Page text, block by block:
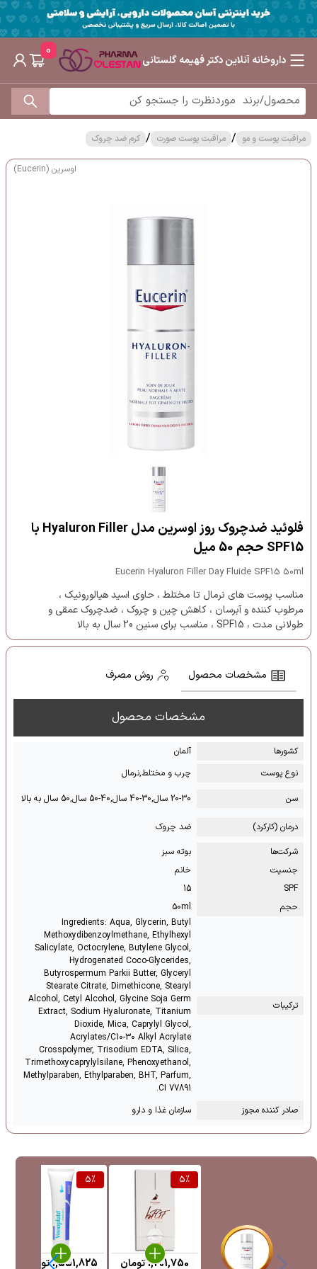
داروخانه آنلاین دکتر فهیمه گلستانی
0
مراقبت پوست و مو / مراقبت پوست صورت / کرم ضد چروک
اوسرین (Eucerin)
فلوئید ضدچروک روز اوسرین مدل Hyaluron Filler با
SPF15 حجم 50 میل
Eucerin Hyaluron Filler Day Fluide SPF15 50ml
مناسب پوست های نرمال تا مختلط ، حاوی اسید هیالورونیک ،
مرطوب کننده و آبرسان ، کاهش چین و چروک ، ضدچروک عمقی و
طولانی مدت ، SPF15 ، مناسب برای سنین 20 سال به بالا
مشخصات محصول روش مصرف
مشخصات محصول
کشور‌ها
آلمان
نوع پوست
چرب و مختلط,نرمال
سن
20-30 سال,30-40 سال,40-50 سال,50 سال به بالا
درمان (کارکرد)
ضد چروک
شرکت‌ها
بوته سبز
جنسیت
خانم
SPF
15
حجم
50ml
ترکیبات
Ingredients: Aqua, Glycerin, Butyl
Methoxydibenzoylmethane, Ethylhexyl
Salicylate, Octocrylene, Butylene Glycol,
Hydrogenated Coco-Glycerides,
Butyrospermum Parkii Butter, Glyceryl
Stearate Citrate, Dimethicone, Stearyl
Alcohol, Cetyl Alcohol, Glycine Soja Germ
Extract, Sodium Hyaluronate, Titanium
Dioxide, Mica, Caprylyl Glycol,
Acrylates/C10-30 Alkyl Acrylate
Crosspolymer, Trisodium EDTA, Silica,
Trimethoxycaprylylsilane, Phenoxyethanol,
Methylparaben, Ethylparaben, BHT, Parfum,
CI 77891.
صادر کننده مجوز
سازمان غذا و دارو
5%
1,201,750تومان
5%
1,551,825تومان